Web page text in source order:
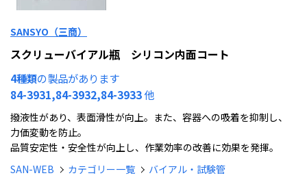
SANSYO（三商）
スクリューバイアル瓶 シリコン内面コート
4種類の製品があります
84-3931,84-3932,84-3933他
撥液性があり、表面滑性が向上。また、容器への吸着を抑制し、
力価変動を防止。
品質安定性・安全性が向上し、作業効率の改善に効果を発揮。
SAN-WEB
カテゴリー一覧 バイアル・試験管